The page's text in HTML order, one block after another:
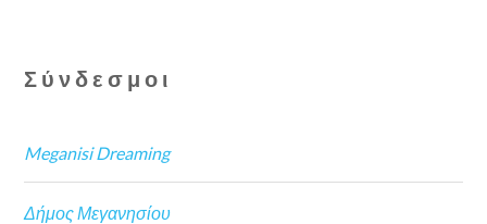
Σύνδεσμοι
Meganisi Dreaming
Δήμος Μεγανησίου